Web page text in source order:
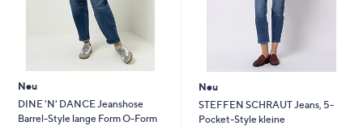
Neu
DINE 'N' DANCE Jeanshose
Barrel-Style lange Form O-Form
Neu
STEFFEN SCHRAUT Jeans, 5-
Pocket-Style kleine